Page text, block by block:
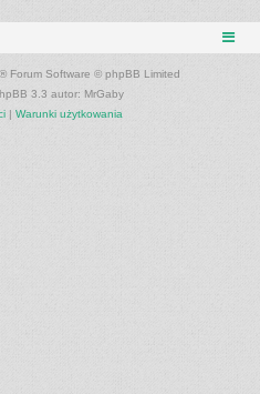
® Forum Software © phpBB Limited
3.3 autor: MrGaby
| Warunki użytkowania